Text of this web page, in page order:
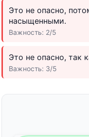
Это не опасно,
насыщенными.
Важность: 2/5
Это не опасно, так
Важность: 3/5